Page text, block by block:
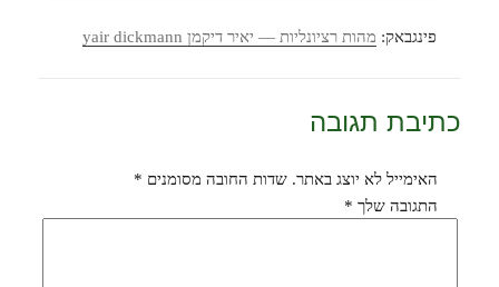
פינגבאק: מהות רציונליות — יאיר דיקמן yair dickmann
כתיבת תגובה
האימייל לא יוצג באתר. שדות החובה מסומנים *
התגובה שלך *